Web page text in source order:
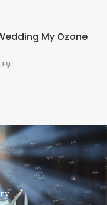
My Ozone